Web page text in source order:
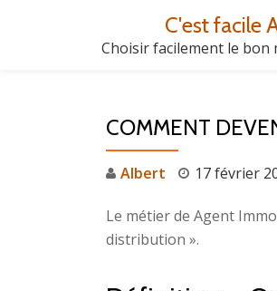
C'est facile
Choisir facilement le bon
COMMENT
Albert 17 février
Le métier de Agent
distribution ».